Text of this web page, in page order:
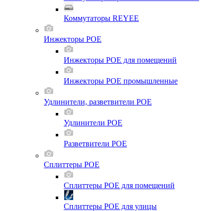
Коммутаторы REYEE
Инжекторы POE
Инжекторы POE для помещений
Инжекторы POE промышленные
Удлинители, разветвители POE
Удлинители POE
Разветвители POE
Сплиттеры POE
Сплиттеры POE для помещений
Сплиттеры POE для улицы